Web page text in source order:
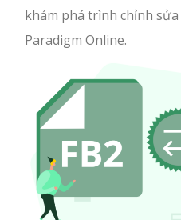
khám phá trình chỉnh sửa
Paradigm Online.